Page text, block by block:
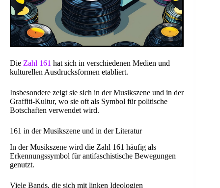
Die Zahl 161 hat sich in verschiedenen Medien und
kulturellen Ausdrucksformen etabliert.
Insbesondere zeigt sie sich in der Musikszene und in der
Graffiti-Kultur, wo sie oft als Symbol für politische
Botschaften verwendet wird.
161 in der Musikszene und in der Literatur
In der Musikszene wird die Zahl 161 häufig als
Erkennungssymbol für antifaschistische Bewegungen
genutzt.
Viele Bands, die sich mit linken Ideologien